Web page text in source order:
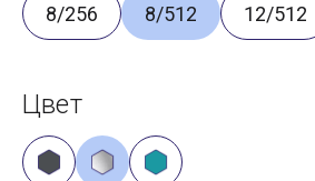
8/256 8/512 12/512
Цвет